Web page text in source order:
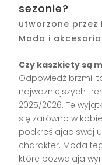
sezonie?
utworzone przez
Moda i akcesoria
Czy kaszkiety są
Odpowiedź brzmi:
najważniejszych
2025/2026. Te
się zarówno w
podkreślając swój
charakter. Moda
które pozwalają